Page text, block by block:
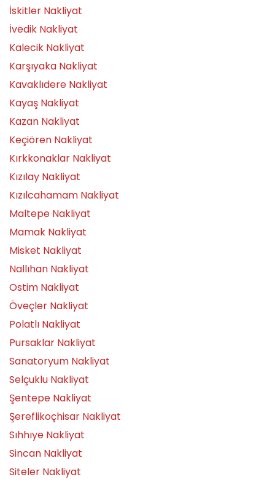
İskitler Nakliyat
İvedik Nakliyat
Kalecik Nakliyat
Karşıyaka Nakliyat
Kavaklıdere Nakliyat
Kayaş Nakliyat
Kazan Nakliyat
Keçiören Nakliyat
Kırkkonaklar Nakliyat
Kızılay Nakliyat
Kızılcahamam Nakliyat
Maltepe Nakliyat
Mamak Nakliyat
Misket Nakliyat
Nallıhan Nakliyat
Ostim Nakliyat
Öveçler Nakliyat
Polatlı Nakliyat
Pursaklar Nakliyat
Sanatoryum Nakliyat
Selçuklu Nakliyat
Şentepe Nakliyat
Şereflikoçhisar Nakliyat
Sıhhıye Nakliyat
Sincan Nakliyat
Siteler Nakliyat